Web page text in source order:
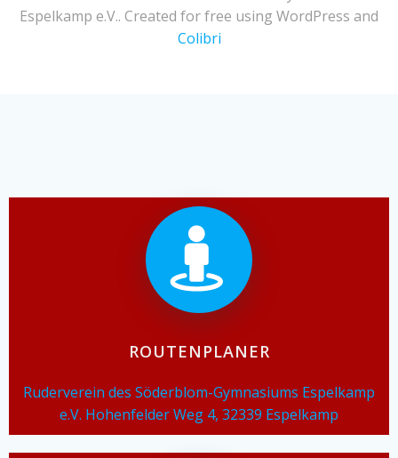
Espelkamp e.V.. Created for free using WordPress and
Colibri
ROUTENPLANER
Ruderverein des Söderblom-Gymnasiums Espelkamp
e.V. Hohenfelder Weg 4, 32339 Espelkamp